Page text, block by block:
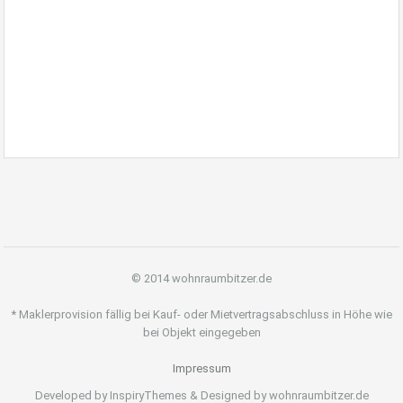
© 2014 wohnraumbitzer.de
* Maklerprovision fällig bei Kauf- oder Mietvertragsabschluss in Höhe wie
bei Objekt eingegeben
Impressum
Developed by InspiryThemes & Designed by wohnraumbitzer.de